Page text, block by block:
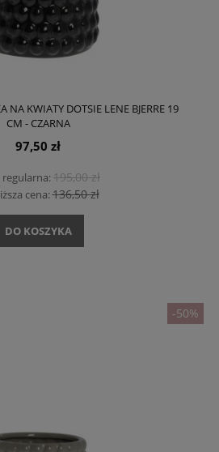
NA KWIATY DOTSIE LENE BJERRE 19
CM - CZARNA
97,50 zł
regularna:195,00 zł
cena:136,50 zł
DO KOSZYKA
-50%